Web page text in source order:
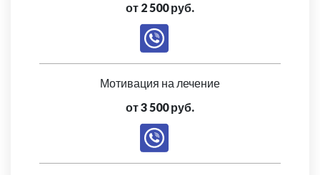
от 2 500 руб.
Мотивация на лечение
от 3 500 руб.